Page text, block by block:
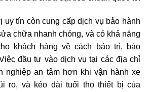
uy tín còn cung cấp dịch vụ bảo hành
chữa nhanh chóng, và có khả năng
khách hàng về cách bảo trì, bảo
đầu tư vào dịch vụ tại các địa chỉ
nghiệp an tâm hơn khi vận hành xe
ro, và kéo dài tuổi thọ thiết bị của